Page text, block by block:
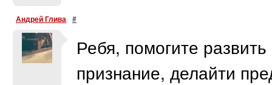
Андрей Глива #
Ребя, помогите
признание, делайти